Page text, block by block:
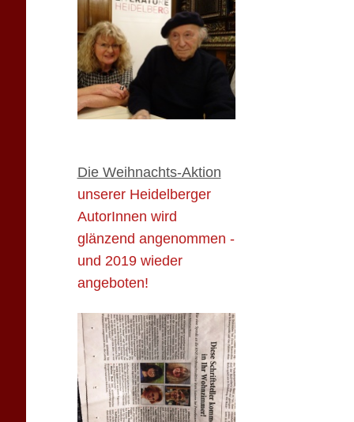
Die Weihnachts-Aktion
unserer Heidelberger
AutorInnen wird
glänzend angenommen -
und 2019 wieder
angeboten!